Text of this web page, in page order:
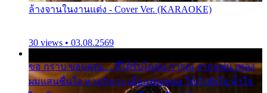
ล้างจานในงานแต่ง - Cover Ver. (KARAOKE)
30 views • 03.08.2569
ขอ กราบ ขอบคุณ.... ที่ได้รับไออุ่น การุณ จากแฟน เพลง
ผมแสนชื่นใจ หายวังเวง เมื่อแฟนเพลง ให้กำลังใจ น้ำใจ